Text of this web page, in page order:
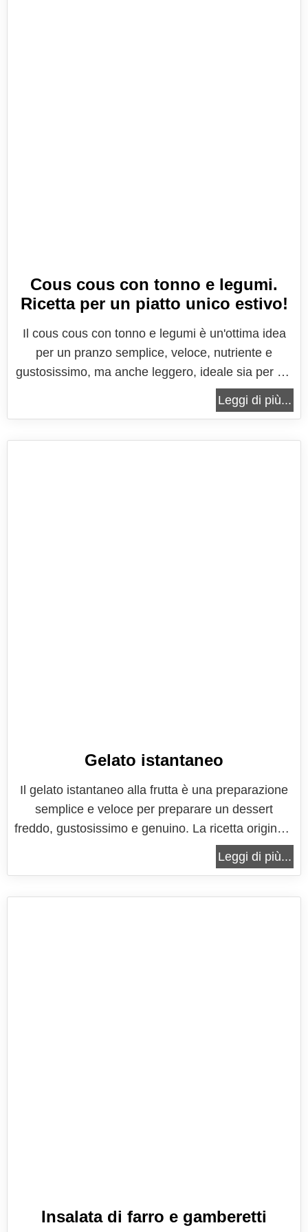
Cous cous con tonno e legumi.
Ricetta per un piatto unico estivo!
Il cous cous con tonno e legumi è un'ottima idea
per un pranzo semplice, veloce, nutriente e
gustosissimo, ma anche leggero, ideale sia per chi
presta attenzione a ciò che mangia, cercando il
giusto nutrimento senza appesantirsi, sia per chi è
Leggi di più...
Gelato istantaneo
Il gelato istantaneo alla frutta è una preparazione
semplice e veloce per preparare un dessert
freddo, gustosissimo e genuino. La ricetta originale
è di Jamie Oliver, una furbata per la merenda
pronta in soli 5 minuti, semplice e versatile, che
Leggi di più...
Insalata di farro e gamberetti